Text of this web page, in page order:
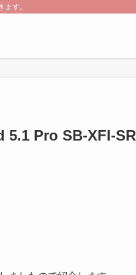
す。
Pro SB-XFI-